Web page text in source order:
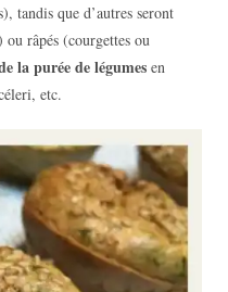
tandis que d’autres seront
râpés (courgettes ou
la purée de légumesen
etc.